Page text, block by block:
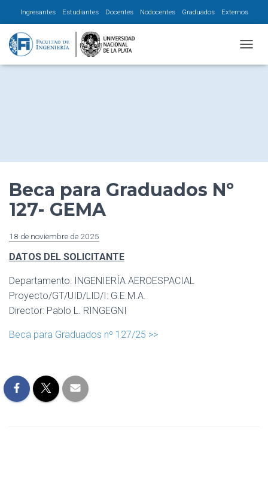
Ingresantes Estudiantes Docentes Nodocentes Graduados Externos
Beca para Graduados Nº
127- GEMA
18 de noviembre de 2025
DATOS DEL SOLICITANTE
Departamento: INGENIERÍA AEROESPACIAL
Proyecto/GT/UID/LID/I: G.E.M.A.
Director: Pablo L. RINGEGNI
Beca para Graduados nº 127/25 >>